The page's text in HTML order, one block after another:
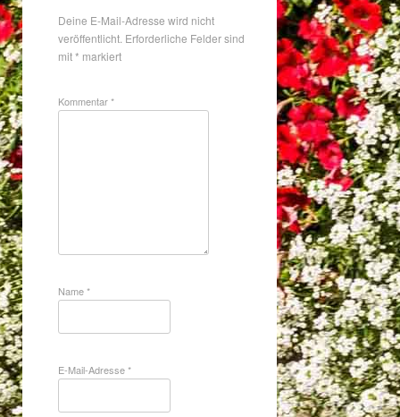
Deine E-Mail-Adresse wird nicht
veröffentlicht. Erforderliche Felder sind
mit* markiert
Kommentar*
Name*
E-Mail-Adresse*